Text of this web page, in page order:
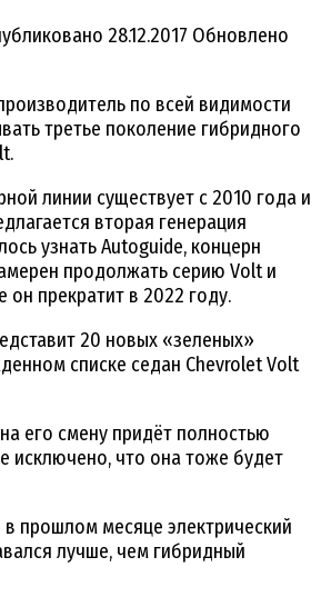
28.12.2017 Обновлено
по всей видимости
третье поколение гибридного
линии существует с 2010 года и
вторая генерация
узнать Autoguide, концерн
продолжать серию Volt и
он прекратит в 2022 году.
20 новых «зеленых»
списке седан Chevrolet Volt
его смену придёт полностью
исключено, что она тоже будет
в прошлом месяце электрический
лучше, чем гибридный